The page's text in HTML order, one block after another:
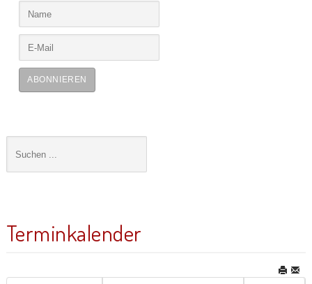
ABONNIEREN
Terminkalender